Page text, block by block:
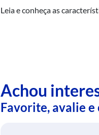
Leia e conheça as
Achou
Favorite, avalie e